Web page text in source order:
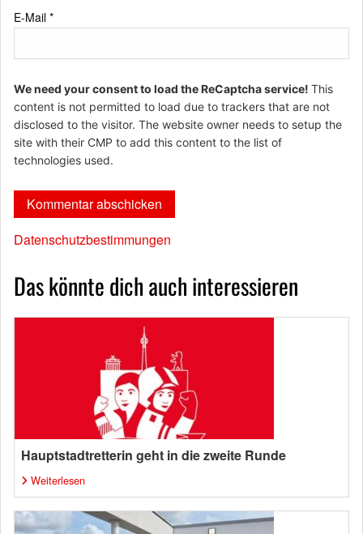
E-Mail *
We need your consent to load the ReCaptcha service! This
content is not permitted to load due to trackers that are not
disclosed to the visitor. The website owner needs to setup the
site with their CMP to add this content to the list of
technologies used.
Datenschutzbestimmungen
Das könnte dich auch interessieren
Hauptstadtretterin geht in die zweite Runde
Weiterlesen